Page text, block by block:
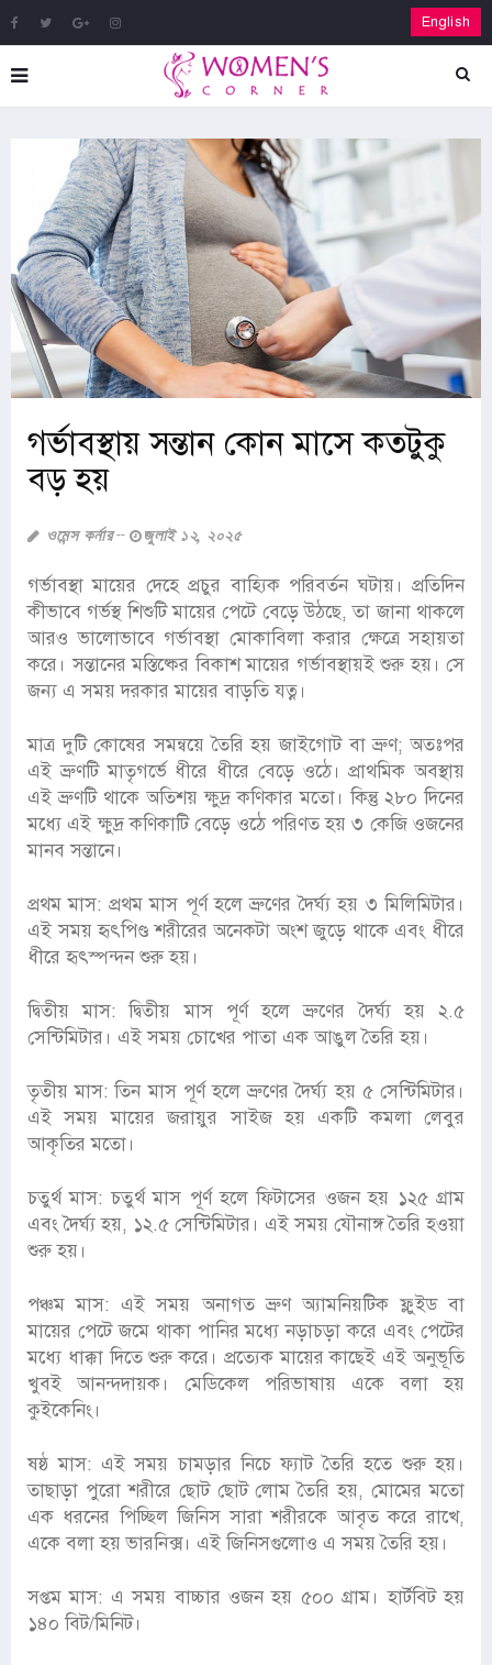
English
গর্ভাবস্থায় সন্তান কোন মাসে কতটুকু
বড় হয়
ওমেন্স কর্নার জুলাই ১২, ২০২৫
গর্ভাবস্থা মায়ের দেহে প্রচুর বাহ্যিক পরিবর্তন ঘটায়। প্রতিদিন
কীভাবে গর্ভস্থ শিশুটি মায়ের পেটে বেড়ে উঠছে, তা জানা থাকলে
আরও ভালোভাবে গর্ভাবস্থা মোকাবিলা করার ক্ষেত্রে সহায়তা
করে। সন্তানের মস্তিষ্কের বিকাশ মায়ের গর্ভাবস্থায়ই শুরু হয়। সে
জন্য এ সময় দরকার মায়ের বাড়তি যত্ন।
মাত্র দুটি কোষের সমন্বয়ে তৈরি হয় জাইগোট বা ভ্রুণ; অতঃপর
এই ভ্রুণটি মাতৃগর্ভে ধীরে ধীরে বেড়ে ওঠে। প্রাথমিক অবস্থায়
এই ভ্রুণটি থাকে অতিশয় ক্ষুদ্র কণিকার মতো। কিন্তু ২৮০ দিনের
মধ্যে এই ক্ষুদ্র কণিকাটি বেড়ে ওঠে পরিণত হয় ৩ কেজি ওজনের
মানব সন্তানে।
প্রথম মাস: প্রথম মাস পূর্ণ হলে ভ্রুণের দৈর্ঘ্য হয় ৩ মিলিমিটার।
এই সময় হৃৎপিণ্ড শরীরের অনেকটা অংশ জুড়ে থাকে এবং ধীরে
ধীরে হৃৎস্পন্দন শুরু হয়।
দ্বিতীয় মাস: দ্বিতীয় মাস পূর্ণ হলে ভ্রুণের দৈর্ঘ্য হয় ২.৫
সেন্টিমিটার। এই সময় চোখের পাতা এক আঙুল তৈরি হয়।
তৃতীয় মাস: তিন মাস পূর্ণ হলে ভ্রুণের দৈর্ঘ্য হয় ৫ সেন্টিমিটার।
এই সময় মায়ের জরায়ুর সাইজ হয় একটি কমলা লেবুর
আকৃতির মতো।
চতুর্থ মাস: চতুর্থ মাস পূর্ণ হলে ফিটাসের ওজন হয় ১২৫ গ্রাম
এবং দৈর্ঘ্য হয়, ১২.৫ সেন্টিমিটার। এই সময় যৌনাঙ্গ তৈরি হওয়া
শুরু হয়।
পঞ্চম মাস: এই সময় অনাগত ভ্রুণ অ্যামনিয়টিক ফ্লুইড বা
মায়ের পেটে জমে থাকা পানির মধ্যে নড়াচড়া করে এবং পেটের
মধ্যে ধাক্কা দিতে শুরু করে। প্রত্যেক মায়ের কাছেই এই অনুভূতি
খুবই আনন্দদায়ক। মেডিকেল পরিভাষায় একে বলা হয়
কুইকেনিং।
ষষ্ঠ মাস: এই সময় চামড়ার নিচে ফ্যাট তৈরি হতে শুরু হয়।
তাছাড়া পুরো শরীরে ছোট ছোট লোম তৈরি হয়, মোমের মতো
এক ধরনের পিচ্ছিল জিনিস সারা শরীরকে আবৃত করে রাখে,
একে বলা হয় ভারনিক্স। এই জিনিসগুলোও এ সময় তৈরি হয়।
সপ্তম মাস: এ সময় বাচ্চার ওজন হয় ৫০০ গ্রাম। হার্টবিট হয়
১৪০ বিট/মিনিট।